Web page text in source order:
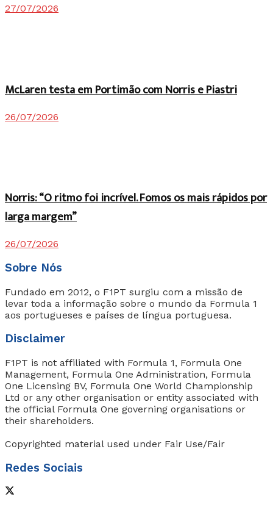
27/07/2026
McLaren testa em Portimão com Norris e Piastri
26/07/2026
Norris: “O ritmo foi incrível. Fomos os mais rápidos por
larga margem”
26/07/2026
Sobre Nós
Fundado em 2012, o F1PT surgiu com a missão de
levar toda a informação sobre o mundo da Formula 1
aos portugueses e países de língua portuguesa.
Disclaimer
F1PT is not affiliated with Formula 1, Formula One
Management, Formula One Administration, Formula
One Licensing BV, Formula One World Championship
Ltd or any other organisation or entity associated with
the official Formula One governing organisations or
their shareholders.
Copyrighted material used under Fair Use/Fair
Redes Sociais